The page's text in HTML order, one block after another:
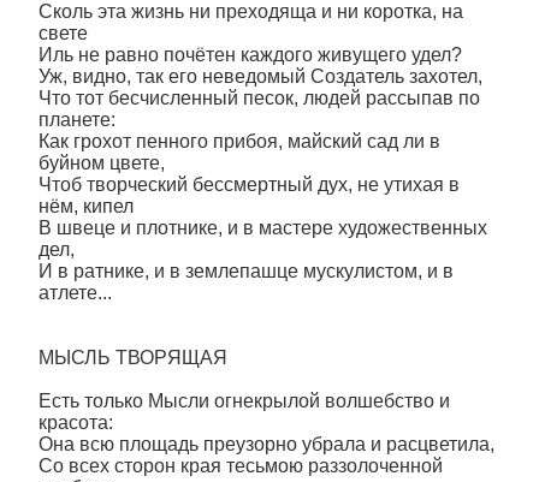
Сколь эта жизнь ни преходяща и ни коротка, на
свете
Иль не равно почётен каждого живущего удел?
Уж, видно, так его неведомый Создатель захотел,
Что тот бесчисленный песок, людей рассыпав по
планете:
Как грохот пенного прибоя, майский сад ли в
буйном цвете,
Чтоб творческий бессмертный дух, не утихая в
нём, кипел
В швеце и плотнике, и в мастере художественных
дел,
И в ратнике, и в землепашце мускулистом, и в
атлете...
МЫСЛЬ ТВОРЯЩАЯ
Есть только Мысли огнекрылой волшебство и
красота:
Она всю площадь преузорно убрала и расцветила,
Со всех сторон края тесьмою раззолоченной